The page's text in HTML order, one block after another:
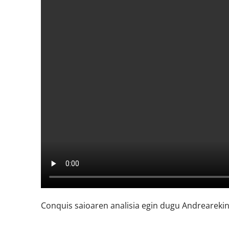
Conquis saioaren analisia egin dugu Andrearekin